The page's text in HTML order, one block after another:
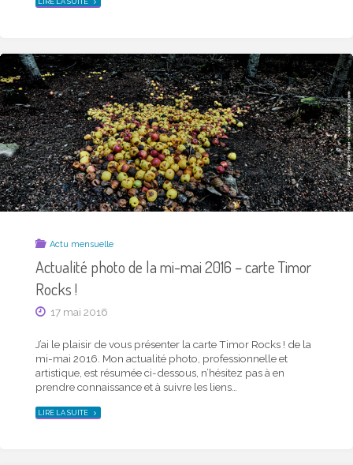
LIRE LA SUITE
PHOTO
–
CARTE
TIMOR
ROCKS !"
Actu mensuelle
Actualité photo de la mi-mai 2016 – carte Timor
Rocks !
17 mai 2016
J’ai le plaisir de vous présenter la carte Timor Rocks ! de la
mi-mai 2016. Mon actualité photo, professionnelle et
artistique, est résumée ci-dessous, n’hésitez pas à en
prendre connaissance et à suivre les liens…
LIRE LA SUITE"ACTUALITÉ
PHOTO